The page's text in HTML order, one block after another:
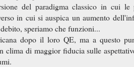
del paradigma classico in cui
in cui si auspica un aumento
speriamo che funzioni...
dopo il loro QE, ma a questo
clima di maggior fiducia sulle